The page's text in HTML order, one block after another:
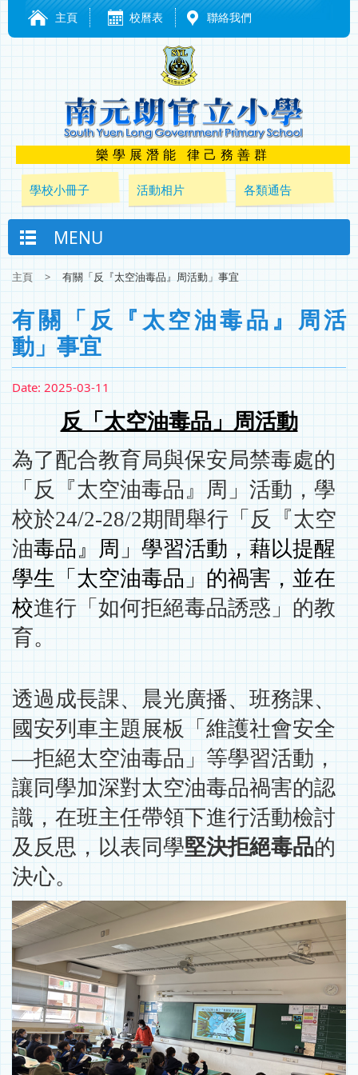
主頁 校曆表 聯絡我們
樂學展潛能 律己務善群
學校小冊子 活動相片 各類通告
MENU
主頁 > 有關「反『太空油毒品』周活動」事宜
有關「反『太空油毒品』周活
動」事宜
Date: 2025-03-11
反「太空油毒品」周活動
為了配合教育局與保安局禁毒處的
「反『太空油毒品』周」活動，學
校於24/2-28/2期間舉行「反『太空
油毒品』周」學習活動，藉以提醒
學生「太空油毒品」的禍害，並在
校進行「如何拒絕毒品誘惑」的教
育。
透過成長課、晨光廣播、班務課、
國安列車主題展板「維護社會安全
—拒絕太空油毒品」等學習活動，
讓同學加深對太空油毒品禍害的認
識，在班主任帶領下進行活動檢討
及反思，以表同學堅決拒絕毒品的
決心。